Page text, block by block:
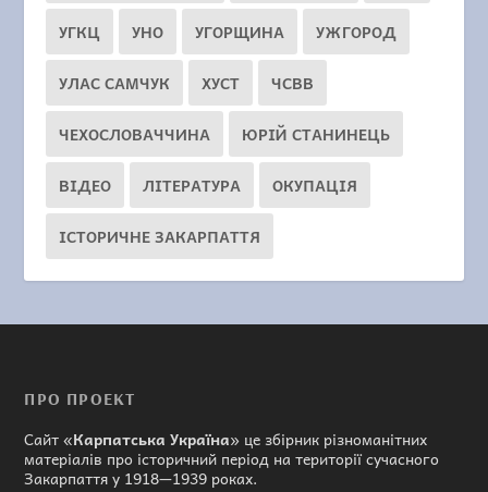
УГКЦ УНО УГОРЩИНА УЖГОРОД
УЛАС САМЧУК ХУСТ ЧСВВ
ЧЕХОСЛОВАЧЧИНА ЮРІЙ СТАНИНЕЦЬ
ВІДЕО ЛІТЕРАТУРА ОКУПАЦІЯ
ІСТОРИЧНЕ ЗАКАРПАТТЯ
ПРО ПРОЕКТ
Сайт «Карпатська Україна» це збірник різноманітних
матеріалів про історичний період на території сучасного
Закарпаття у 1918—1939 роках.